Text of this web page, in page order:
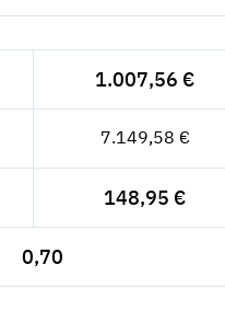
1.007,56 €
7.149,58 €
148,95 €
0,70